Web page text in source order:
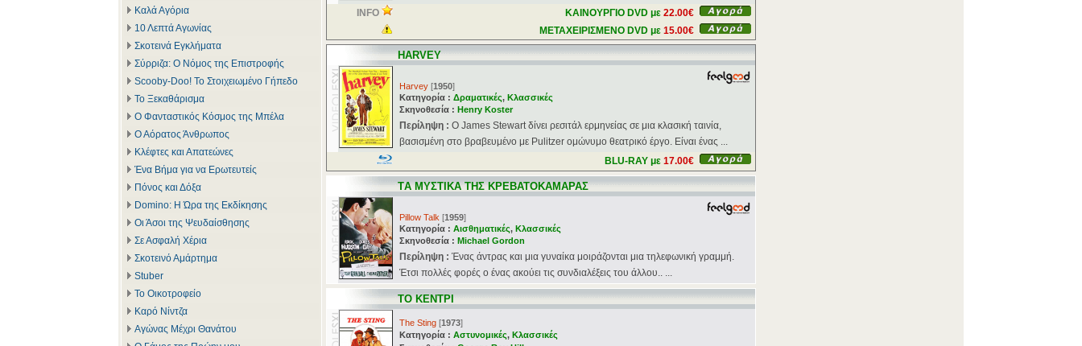
Καλά Αγόρια
10 Λεπτά Αγωνίας
Σκοτεινά Εγκλήματα
Σύρριζα: Ο Νόμος της Επιστροφής
Scooby-Doo! Το Στοιχειωμένο Γήπεδο
Το Ξεκαθάρισμα
Ο Φανταστικός Κόσμος της Μπέλα
Ο Αόρατος Άνθρωπος
Κλέφτες και Απατεώνες
Ένα Βήμα για να Ερωτευτείς
Πόνος και Δόξα
Domino: Η Ώρα της Εκδίκησης
Οι Άσοι της Ψευδαίσθησης
Σε Ασφαλή Χέρια
Σκοτεινό Αμάρτημα
Stuber
Το Οικοτροφείο
Καρό Νίντζα
Αγώνας Μέχρι Θανάτου
INFO
ΚΑΙΝΟΥΡΓΙΟ DVD με 22.00€
ΜΕΤΑΧΕΙΡΙΣΜΕΝΟ DVD με 15.00€
HARVEY
Harvey [1950]
Κατηγορία : Δραματικές, Κλασσικές
Σκηνοθεσία : Henry Koster
Περίληψη : Ο James Stewart δίνει ρεσιτάλ ερμηνείας σε μια κλασική ταινία,
βασισμένη στο βραβευμένο με Pulitzer ομώνυμο θεατρικό έργο. Είναι ένας ...
BLU-RAY με 17.00€
TΑ ΜΥΣΤΙΚΑ ΤΗΣ ΚΡΕΒΑΤΟΚΑΜΑΡΑΣ
Pillow Talk [1959]
Κατηγορία : Αισθηματικές, Κλασσικές
Σκηνοθεσία : Michael Gordon
Περίληψη : Ένας άντρας και μια γυναίκα μοιράζονται μια τηλεφωνική γραμμή.
Έτσι πολλές φορές ο ένας ακούει τις συνδιαλέξεις του άλλου.. ...
ΤΟ ΚΕΝΤΡΙ
The Sting [1973]
Κατηγορία : Αστυνομικές, Κλασσικές